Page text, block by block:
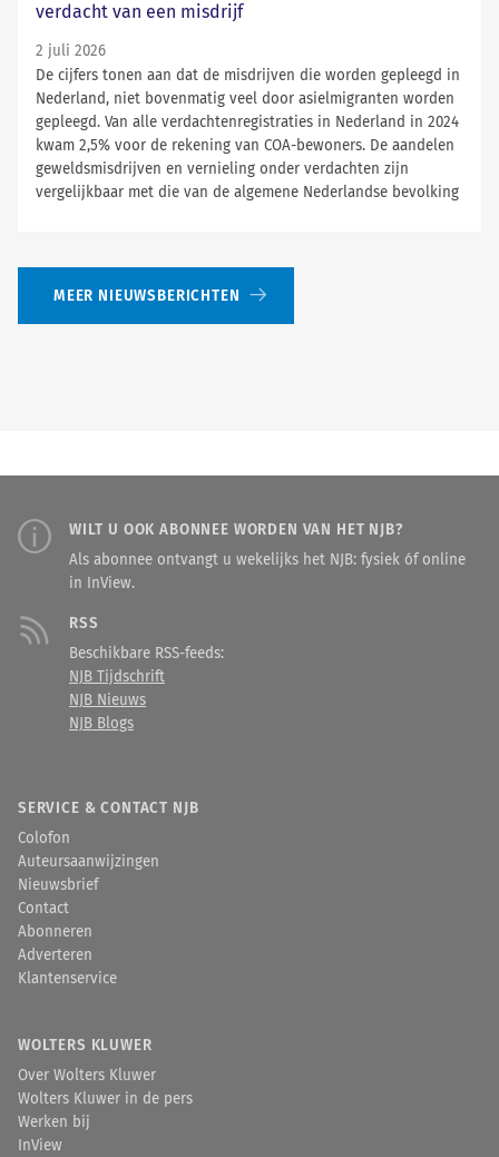
verdacht van een misdrijf
2 juli 2026
De cijfers tonen aan dat de misdrijven die worden gepleegd in
Nederland, niet bovenmatig veel door asielmigranten worden
gepleegd. Van alle verdachtenregistraties in Nederland in 2024
kwam 2,5% voor de rekening van COA-bewoners. De aandelen
geweldsmisdrijven en vernieling onder verdachten zijn
vergelijkbaar met die van de algemene Nederlandse bevolking
MEER NIEUWSBERICHTEN
WILT U OOK ABONNEE WORDEN VAN HET NJB?
Als abonnee ontvangt u wekelijks het NJB: fysiek óf online
in InView.
RSS
Beschikbare RSS-feeds:
NJB Tijdschrift
NJB Nieuws
NJB Blogs
SERVICE & CONTACT NJB
Colofon
Auteursaanwijzingen
Nieuwsbrief
Contact
Abonneren
Adverteren
Klantenservice
WOLTERS KLUWER
Over Wolters Kluwer
Wolters Kluwer in de pers
Werken bij
InView